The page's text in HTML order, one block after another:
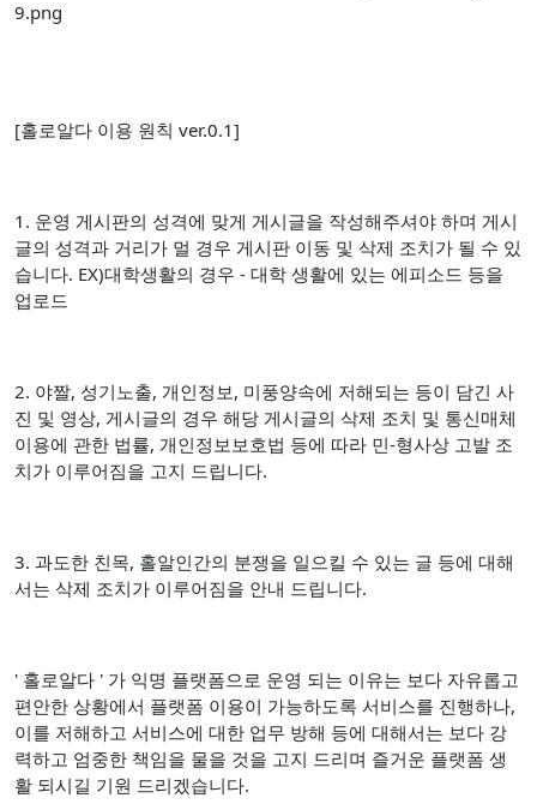
[홀로알다 이용 원칙 ver.0.1]
1. 운영 게시판의 성격에 맞게 게시글을 작성해주셔야 하며 게시
글의 성격과 거리가 멀 경우 게시판 이동 및 삭제 조치가 될 수 있
습니다. EX)대학생활의 경우 - 대학 생활에 있는 에피소드 등을
업로드
2. 야짤, 성기노출, 개인정보, 미풍양속에 저해되는 등이 담긴 사
진 및 영상, 게시글의 경우 해당 게시글의 삭제 조치 및 통신매체
이용에 관한 법률, 개인정보보호법 등에 따라 민-형사상 고발 조
치가 이루어짐을 고지 드립니다.
3. 과도한 친목, 홀알인간의 분쟁을 일으킬 수 있는 글 등에 대해
서는 삭제 조치가 이루어짐을 안내 드립니다.
' 홀로알다 ' 가 익명 플랫폼으로 운영 되는 이유는 보다 자유롭고
편안한 상황에서 플랫폼 이용이 가능하도록 서비스를 진행하나,
이를 저해하고 서비스에 대한 업무 방해 등에 대해서는 보다 강
력하고 엄중한 책임을 물을 것을 고지 드리며 즐거운 플랫폼 생
활 되시길 기원 드리겠습니다.